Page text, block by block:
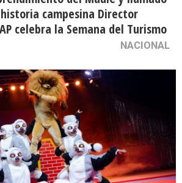
campesina Director
celebra la Semana del Turismo
NACIONAL